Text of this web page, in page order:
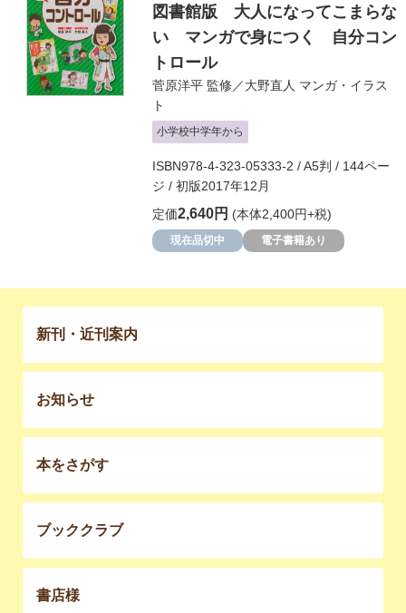
図書館版 大人になってこまらな
い マンガで身につく 自分コン
トロール
菅原洋平 監修／大野直人 マンガ・イラス
ト
小学校中学年から
ISBN978-4-323-05333-2 / A5判 / 144ペー
ジ / 初版2017年12月
定価2,640円 (本体2,400円+税)
現在品切中 電子書籍あり
新刊・近刊案内
お知らせ
本をさがす
ブッククラブ
書店様